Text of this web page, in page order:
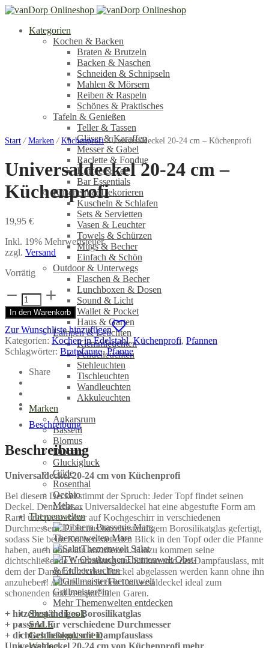
Kategorien
Kochen & Backen
Braten & Brutzeln
Backen & Naschen
Schneiden & Schnipseln
Mahlen & Mörsern
Reiben & Raspeln
Schönes & Praktisches
Tafeln & Genießen
Teller & Tassen
Gläser & Karaffen
Messer & Gabel
Raclette & Fondue
Kaffee & Tee
Bar Essentials
Kuscheln & Dekorieren
Kuscheln & Schlafen
Sets & Servietten
Vasen & Leuchter
Towels & Schürzen
Mugs & Becher
Einfach & Schön
Outdoor & Unterwegs
Flaschen & Becher
Lunchboxen & Dosen
Sound & Licht
Wallet & Pocket
Haus & Garten
Lampen & Leuchten
Klemmleuchten
Pendelleuchten
Stehleuchten
Tischleuchten
Wandleuchten
Akkuleuchten
Marken
Ankarsrum
Bassetti
Blomus
Dibbern
Gluckigluck
Güde
Rosenthal
Occhio
Mehr…
Themenwelten
Themenwelten Mare
Themenwelt Salat
Themenwelt Obst-
& Erdbeerkuchen
Themenwelt
Grillmeister*in
Mehr Themenwelten entdecken
Shop the Look
SALE
Geschenkgutschein
Weblog
Start / Marken / Küchenprofi /Universaldeckel 20-24 cm – Küchenprofi
Universaldeckel 20-24 cm –
Küchenprofi
19,95 €
Inkl. 19% Mehrwertsteuer
zzgl. Versand
Vorrätig
Universaldeckel
20-
24
cm
-
Küchenprofi
Menge
In den Warenkorb
Zur Wunschliste hinzufügen
Kategorien: Kochen in Edelstahl,Küchenprofi, Pfannen
Schlagwörter: Bratpfanne,Pfanne
Share
Beschreibung
Beschreibung
Universaldeckel 20-24 cm von Küchenprofi
Bei diesem Deckel stimmt der Spruch: Jeder Topf findet seinen
Deckel. Denn dieser Universaldeckel hat eine abgestufte Form am
Rand und passt daher auf Kochgeschirr in verschiedenen
Durchmessern. Er ist aus hitzebeständigem Borosilikatglas gefertigt,
sodass Sie beim Kochen stets den Blick in den Topf oder die Pfanne
haben, auch ohne ihn anzuheben. Hinzu kommen seine
dichtschließende Umrandung aus Silikon und der Dampfauslass, mit
dem der Dampf durch den Deckel abgelassen werden kann ohne ihn
anzuheben! All das macht den Universaldeckel ideal zum
schonenden und zeitsparenden Garen.
+ hitzebeständiges Borosilikatglas
+ passend für verschiedene Durchmesser
+ dichtschließend, mit Dampfauslass
Universaldeckel 20-24 cm von Küchenprofi mehr